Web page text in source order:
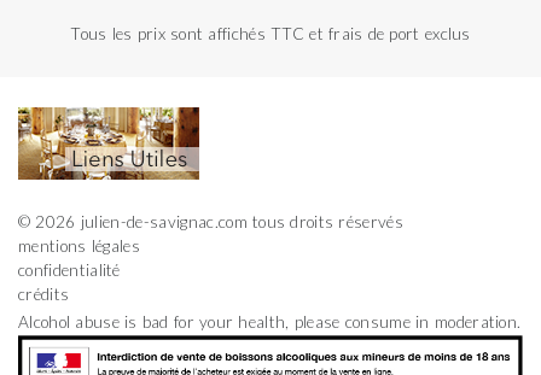
Tous les prix sont affichés TTC et frais de port exclus
© 2026 julien-de-savignac.com tous droits réservés
mentions légales
confidentialité
crédits
Alcohol abuse is bad for your health, please consume in moderation.